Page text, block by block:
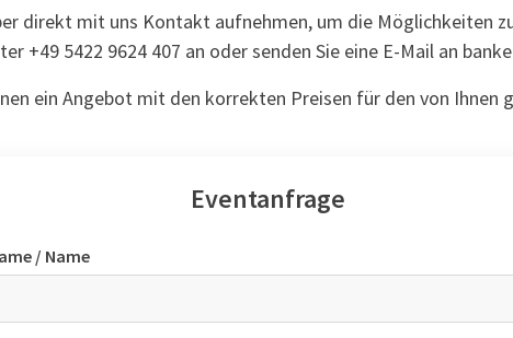
direkt mit uns Kontakt aufnehmen, um die Möglichkeiten
+49 5422 9624 407 an oder senden Sie eine E-Mail an
ein Angebot mit den korrekten Preisen für den von Ihnen
Eventanfrage
/ Name